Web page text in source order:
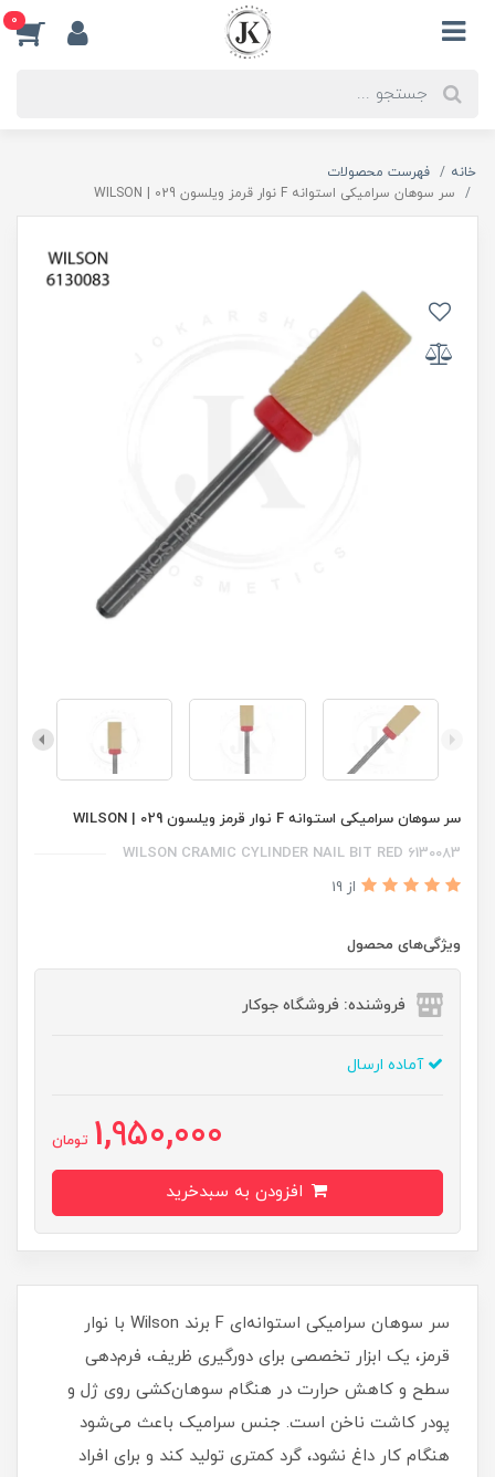
0
خانه
فهرست محصولات
سر سوهان سرامیکی استوانه F نوار قرمز ویلسون 029 | WILSON
سر سوهان سرامیکی استوانه F نوار قرمز ویلسون 029 | WILSON
WILSON CRAMIC CYLINDER NAIL BIT RED 6130083
از 19
ویژگی‌های محصول
فروشنده: فروشگاه جوکار
آماده ارسال
1,950,000 تومان
سر سوهان سرامیکی استوانه‌ای F برند Wilson با نوار
قرمز، یک ابزار تخصصی برای دورگیری ظریف، فرم‌دهی
سطح و کاهش حرارت در هنگام سوهان‌کشی روی ژل و
پودر کاشت ناخن است. جنس سرامیک باعث می‌شود
هنگام کار داغ نشود، گرد کمتری تولید کند و برای افراد